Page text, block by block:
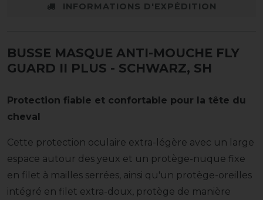
INFORMATIONS D'EXPÉDITION
BUSSE MASQUE ANTI-MOUCHE FLY
GUARD II PLUS - SCHWARZ, SH
Protection fiable et confortable pour la tête du
cheval
Cette protection oculaire extra-légère avec un large
espace autour des yeux et un protège-nuque fixe
en filet à mailles serrées, ainsi qu'un protège-oreilles
intégré en filet extra-doux, protège de manière